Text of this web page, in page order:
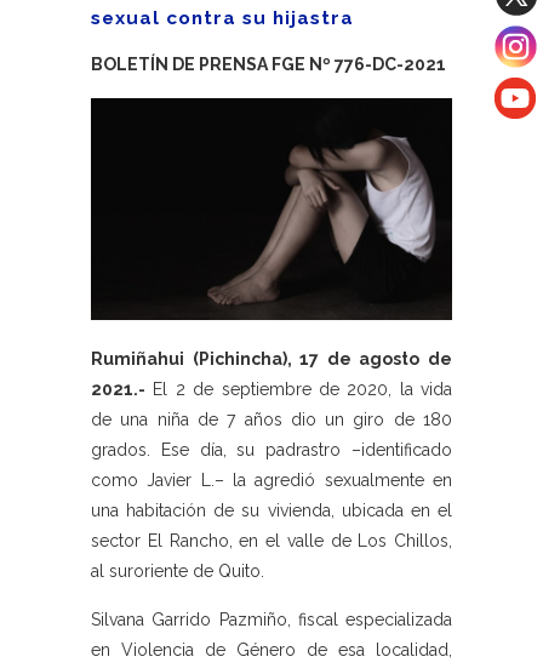
sexual contra su hijastra
BOLETÍN DE PRENSA FGE Nº 776-DC-2021
Rumiñahui (Pichincha), 17 de agosto de
2021.- El 2 de septiembre de 2020, la vida
de una niña de 7 años dio un giro de 180
grados. Ese día, su padrastro –identificado
como Javier L.– la agredió sexualmente en
una habitación de su vivienda, ubicada en el
sector El Rancho, en el valle de Los Chillos,
al suroriente de Quito.
Silvana Garrido Pazmiño, fiscal especializada
en Violencia de Género de esa localidad,